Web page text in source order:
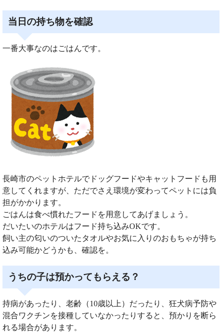
当日の持ち物を確認
一番大事なのはごはんです。
長崎市のペットホテルでドッグフードやキャットフードも用
意してくれますが、ただでさえ環境が変わってペットには負
担がかかります。
ごはんは食べ慣れたフードを用意してあげましょう。
だいたいのホテルはフード持ち込みOKです。
飼い主の匂いのついたタオルやお気に入りのおもちゃが持ち
込み可能かどうかも、確認を。
うちの子は預かってもらえる？
持病があったり、老齢（10歳以上）だったり、狂犬病予防や
混合ワクチンを接種していなかったりすると、預かりを断ら
れる場合があります。